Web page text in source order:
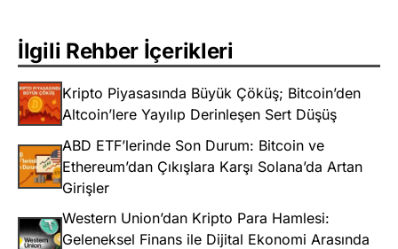
İlgili Rehber İçerikleri
Kripto Piyasasında Büyük Çöküş; Bitcoin’den
Altcoin’lere Yayılıp Derinleşen Sert Düşüş
ABD ETF’lerinde Son Durum: Bitcoin ve
Ethereum’dan Çıkışlara Karşı Solana’da Artan
Girişler
Western Union’dan Kripto Para Hamlesi:
Geleneksel Finans ile Dijital Ekonomi Arasında